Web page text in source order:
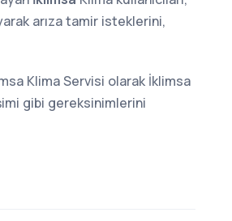
arıza tamir isteklerini,
Klima Servisi olarak İklimsa
gibi gereksinimlerini